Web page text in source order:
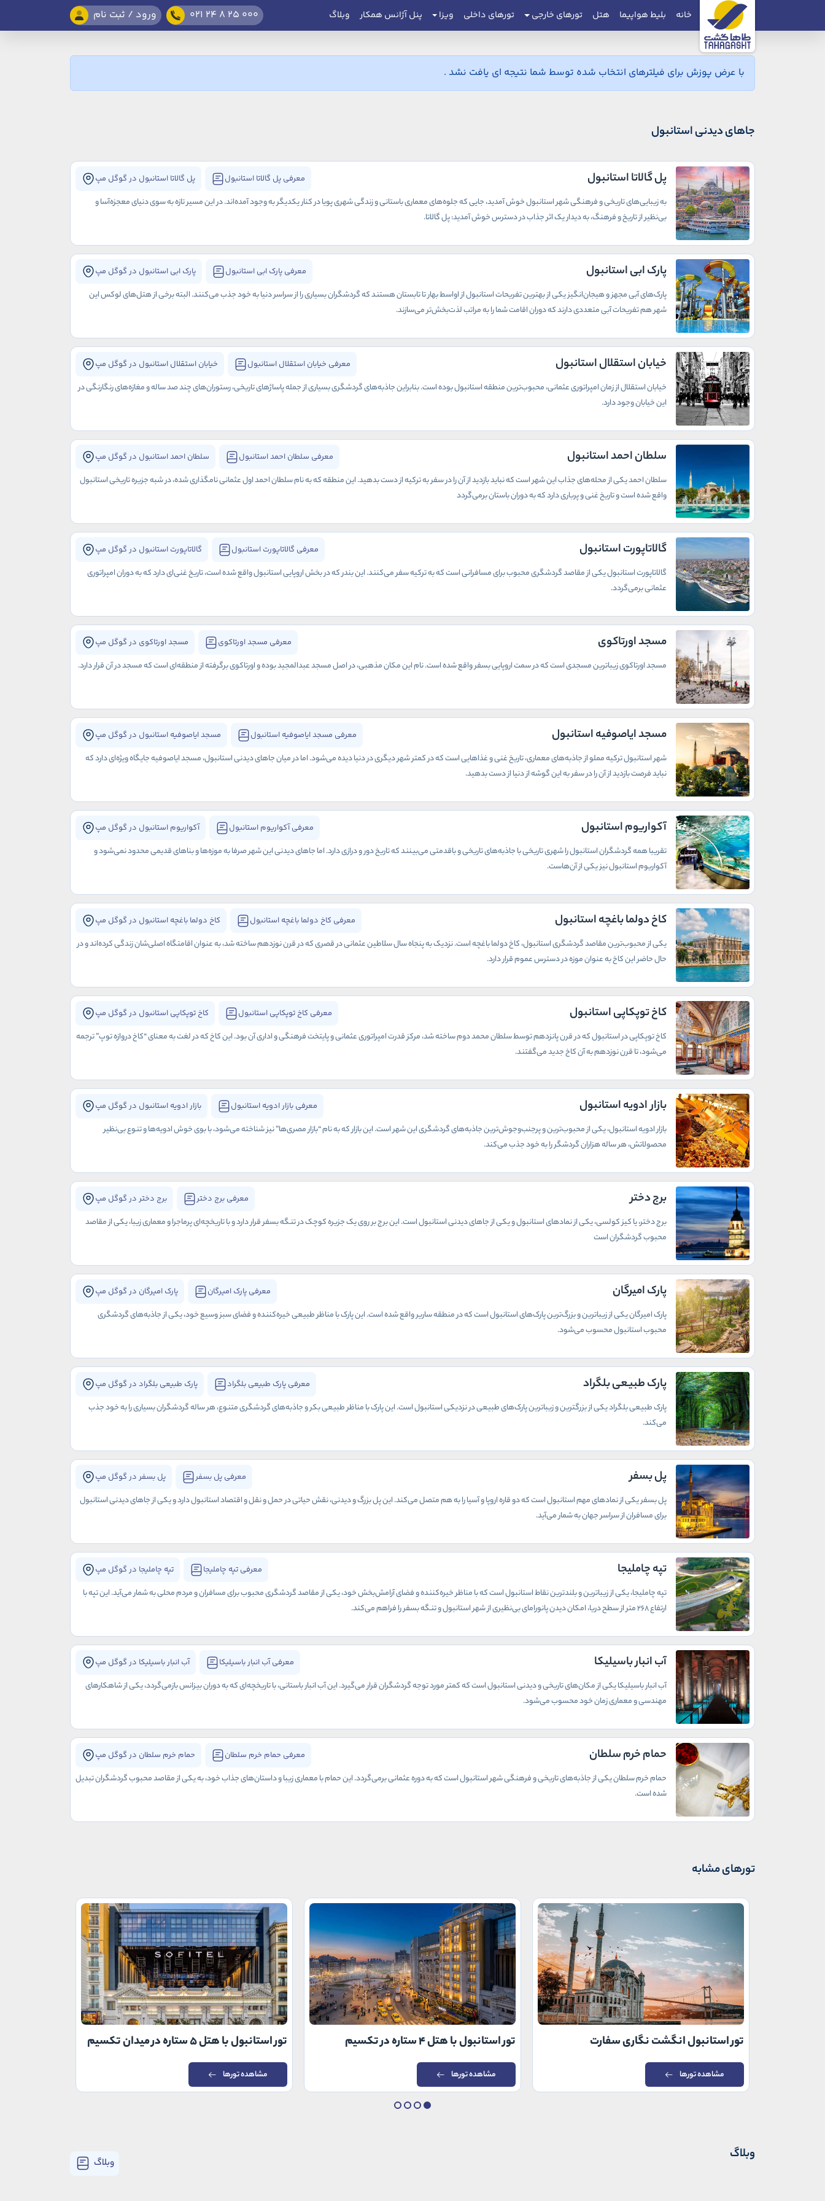
خانه بلیط هواپیما هتل تورهای خارجی تورهای داخلی ویزا پنل آژانس همکار وبلاگ 021 24 8 25 000 ورود / ثبت نام
با عرض پوزش برای فیلترهای انتخاب شده توسط شما نتیجه ای یافت نشد .
جاهای دیدنی استانبول
پل گالاتا استانبول معرفی پل گالاتا استانبول پل گالاتا استانبول در گوگل مپ
به زیبایی‌های تاریخی و فرهنگی شهر استانبول خوش آمدید، جایی که جلوه‌های معماری باستانی و زندگی شهری پویا در کنار یکدیگر به وجود آمده‌اند. در این مسیر تازه‌ به سوی دنیای معجزه‌آسا و
بی‌نظیر از تاریخ و فرهنگ، به دیدار یک اثر جذاب در دسترس خوش آمدید: پل گالاتا.
پارک ابی استانبول معرفی پارک ابی استانبول پارک ابی استانبول در گوگل مپ
پارک‌های آبی مجهز و هیجان‌انگیز یکی از بهترین تفریحات استانبول از اواسط بهار تا تابستان هستند که گردشگران بسیاری را از سراسر دنیا به خود جذب می‌کنند. البته برخی از هتل‌های لوکس این
شهر هم تفریحات آبی متعددی دارند که دوران اقامت شما را به مراتب لذت‌بخش‌تر می‌سازند.
خیابان استقلال استانبول معرفی خیابان استقلال استانبول خیابان استقلال استانبول در گوگل مپ
خیابان استقلال از زمان امپراتوری عثمانی، محبوب‌ترین منطقه استانبول بوده است. بنابراین جاذبه‌های گردشگری بسیاری از جمله پاساژهای تاریخی، رستوران‌های چند صد ساله و مغازه‌های رنگارنگی در
این خیابان وجود دارد.
سلطان احمد استانبول معرفی سلطان احمد استانبول سلطان احمد استانبول در گوگل مپ
سلطان احمد یکی از محله‌های جذاب این شهر است که نباید بازدید از آن را در سفر به ترکیه از دست بدهید. این منطقه که به نام سلطان احمد اول عثمانی نامگذاری شده، در شبه جزیره تاریخی استانبول
واقع شده است و تاریخ غنی و پرباری دارد که به دوران باستان برمی‌گردد
گالاتاپورت استانبول معرفی گالاتاپورت استانبول گالاتاپورت استانبول در گوگل مپ
گالاتاپورت استانبول یکی از مقاصد گردشگری محبوب برای مسافرانی است که به ترکیه سفر می‌کنند. این بندر که در بخش اروپایی استانبول واقع شده است، تاریخ غنی‌ای دارد که به دوران امپراتوری
عثمانی برمی‌گردد.
مسجد اورتاکوی معرفی مسجد اورتاکوی مسجد اورتاکوی در گوگل مپ
مسجد اورتاکوی زیباترین مسجدی است که در سمت اروپایی بسفر واقع شده است. نام این مکان مذهبی، در اصل مسجد عبدالمجید بوده و اورتاکوی برگرفته از منطقه‌ای است که مسجد در آن قرار دارد.
مسجد ایاصوفیه استانبول معرفی مسجد ایاصوفیه استانبول مسجد ایاصوفیه استانبول در گوگل مپ
شهر استانبول ترکیه مملو از جاذبه‌های معماری، تاریخ غنی و غذاهایی است که در کمتر شهر دیگری در دنیا دیده می‌شود. اما در میان جاهای دیدنی استانبول، مسجد ایاصوفیه جایگاه ویژه‌ای دارد که
نباید فرصت بازدید از آن را در سفر به این گوشه از دنیا از دست بدهید.
آکواریوم استانبول معرفی آکواریوم استانبول آکواریوم استانبول در گوگل مپ
تقریبا همه گردشگران استانبول را شهری تاریخی با جاذبه‌های تاریخی و باقدمتی می‌بینند که تاریخ دور و درازی دارد. اما جاهای دیدنی این شهر صرفا به موزه‌ها و بناهای قدیمی محدود نمی‌شود و
آکواریوم استانبول نیز یکی از آن‌هاست.
کاخ دولما باغچه استانبول معرفی کاخ دولما باغچه استانبول کاخ دولما باغچه استانبول در گوگل مپ
یکی از محبوب‌ترین مقاصد گردشگری استانبول، کاخ دولما باغچه است. نزدیک به پنجاه سال سلاطین عثمانی در قصری که در قرن نوزدهم ساخته شد، به عنوان اقامتگاه اصلی‌شان زندگی کرده‌اند و در
حال حاضر این کاخ به عنوان موزه در دسترس عموم قرار دارد.
کاخ توپکاپی استانبول معرفی کاخ توپکاپی استانبول کاخ توپکاپی استانبول در گوگل مپ
کاخ توپکاپی در استانبول که در قرن پانزدهم توسط سلطان محمد دوم ساخته شد، مرکز قدرت امپراتوری عثمانی و پایتخت فرهنگی و اداری آن بود. این کاخ که در لغت به معنای “کاخ دروازه توپ” ترجمه
می‌شود، تا قرن نوزدهم به آن کاخ جدید می‌گفتند.
بازار ادویه استانبول معرفی بازار ادویه استانبول بازار ادویه استانبول در گوگل مپ
بازار ادویه استانبول، یکی از محبوب‌ترین و پرجنب‌وجوش‌ترین جاذبه‌های گردشگری این شهر است. این بازار که به نام “بازار مصری‌ها” نیز شناخته می‌شود، با بوی خوش ادویه‌ها و تنوع بی‌نظیر
محصولاتش، هر ساله هزاران گردشگر را به خود جذب می‌کند.
برج دختر معرفی برج دختر برج دختر در گوگل مپ
برج دختر، یا کیز کولسی، یکی از نمادهای استانبول و یکی از جاهای دیدنی استانبول است. این برج بر روی یک جزیره کوچک در تنگه بسفر قرار دارد و با تاریخچه‌ای پرماجرا و معماری زیبا، یکی از مقاصد
محبوب گردشگران است
پارک امیرگان معرفی پارک امیرگان پارک امیرگان در گوگل مپ
پارک امیرگان یکی از زیباترین و بزرگ‌ترین پارک‌های استانبول است که در منطقه ساریر واقع شده است. این پارک با مناظر طبیعی خیره‌کننده و فضای سبز وسیع خود، یکی از جاذبه‌های گردشگری
محبوب استانبول محسوب می‌شود.
پارک طبیعی بلگراد معرفی پارک طبیعی بلگراد پارک طبیعی بلگراد در گوگل مپ
پارک طبیعی بلگراد یکی از بزرگترین و زیباترین پارک‌های طبیعی در نزدیکی استانبول است. این پارک با مناظر طبیعی بکر و جاذبه‌های گردشگری متنوع، هر ساله گردشگران بسیاری را به خود جذب
می‌کند.
پل بسفر معرفی پل بسفر پل بسفر در گوگل مپ
پل بسفر یکی از نمادهای مهم استانبول است که دو قاره اروپا و آسیا را به هم متصل می‌کند. این پل بزرگ و دیدنی، نقش حیاتی در حمل و نقل و اقتصاد استانبول دارد و یکی از جاهای دیدنی استانبول
برای مسافران از سراسر جهان به شمار می‌آید.
تپه چاملیجا معرفی تپه چاملیجا تپه چاملیجا در گوگل مپ
تپه چاملیجا، یکی از زیباترین و بلندترین نقاط استانبول است که با مناظر خیره‌کننده و فضای آرامش‌بخش خود، یکی از مقاصد گردشگری محبوب برای مسافران و مردم محلی به شمار می‌آید. این تپه با
ارتفاع 268 متر از سطح دریا، امکان دیدن پانورامای بی‌نظیری از شهر استانبول و تنگه بسفر را فراهم می‌کند.
آب انبار باسیلیکا معرفی آب انبار باسیلیکا آب انبار باسیلیکا در گوگل مپ
آب انبار باسیلیکا یکی از مکان‌های تاریخی و دیدنی استانبول است که کمتر مورد توجه گردشگران قرار می‌گیرد. این آب انبار باستانی، با تاریخچه‌ای که به دوران بیزانس بازمی‌گردد، یکی از شاهکارهای
مهندسی و معماری زمان خود محسوب می‌شود.
حمام خرم سلطان معرفی حمام خرم سلطان حمام خرم سلطان در گوگل مپ
حمام خرم سلطان یکی از جاذبه‌های تاریخی و فرهنگی شهر استانبول است که به دوره عثمانی برمی‌گردد. این حمام با معماری زیبا و داستان‌های جذاب خود، به یکی از مقاصد محبوب گردشگران تبدیل
شده است.
تورهای مشابه
تور استانبول انگشت نگاری سفارت
مشاهده تورها
تور استانبول با هتل ۴ ستاره در تکسیم
مشاهده تورها
تور استانبول با هتل ۵ ستاره در میدان تکسیم
مشاهده تورها
وبلاگ وبلاگ